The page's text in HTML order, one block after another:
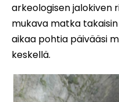
arkeologisen jalokiven
mukava matka
aikaa pohtia päivääsi
keskellä.